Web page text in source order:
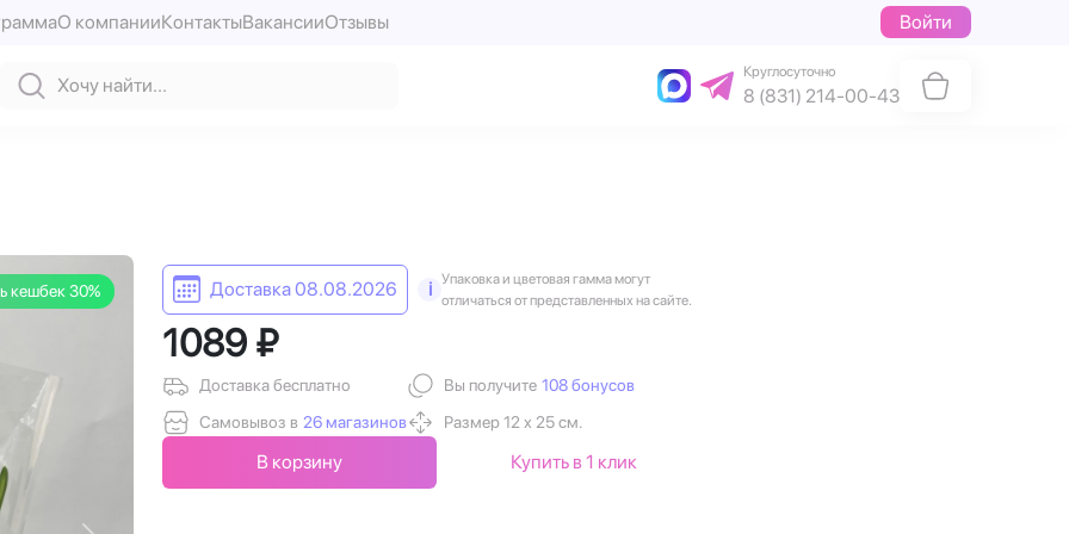
О компанииКонтактыВакансииОтзывы Войти
Круглосуточно
8 (831) 214-00-43
кешбек 30% Доставка 08.08.2026 i
Упаковка и цветовая гамма могут
отличаться от представленных на сайте.
1089 ₽
Доставка бесплатно
Самовывоз в 26 магазинов
Вы получите 108 бонусов
Размер 12 х 25 см.
В корзину Купить в 1 клик